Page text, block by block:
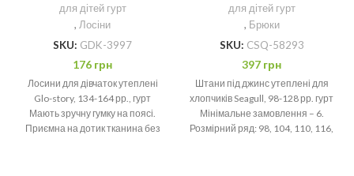
для дітей гурт
, Лосіни
SKU: GDK-3997
176 грн
Лосини для дівчаток утеплені
Glo-story, 134-164 рр., гурт
Мають зручну гумку на поясі.
Приємна на дотик тканина без
для дітей гурт
, Брюки
SKU: CSQ-58293
397 грн
Штани під джинс утеплені для
хлопчиків Seagull, 98-128 рр. гурт
Мінімальне замовлення – 6.
Розмірний ряд: 98, 104, 110, 116,